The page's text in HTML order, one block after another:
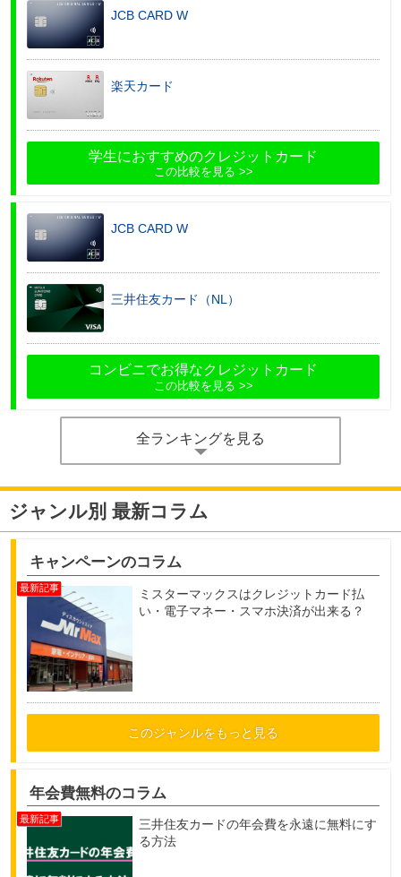
JCB CARD W
楽天カード
学生におすすめのクレジットカード
この比較を見る
JCB CARD W
三井住友カード（NL）
コンビニでお得なクレジットカード
この比較を見る
全ランキングを見る
ジャンル別 最新コラム
キャンペーンのコラム
ミスターマックスはクレジットカード払
い・電子マネー・スマホ決済が出来る？
このジャンルをもっと見る
年会費無料のコラム
三井住友カードの年会費を永遠に無料にす
る方法